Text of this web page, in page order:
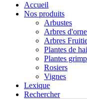
Accueil
Nos produits
Arbustes
Arbres
Arbres
Plantes de
Plantes
Rosiers
Vignes
Lexique
Rechercher